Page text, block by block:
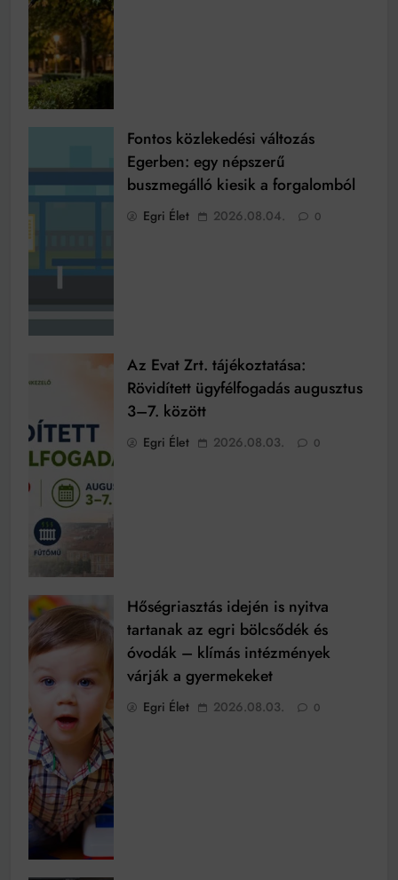
Fontos közlekedési változás
Egerben: egy népszerű
buszmegálló kiesik a forgalomból
Egri Élet 2026.08.04. 0
Az Evat Zrt. tájékoztatása:
Rövidített ügyfélfogadás augusztus
3–7. között
Egri Élet 2026.08.03. 0
Hőségriasztás idején is nyitva
tartanak az egri bölcsődék és
óvodák – klímás intézmények
várják a gyermekeket
Egri Élet 2026.08.03. 0